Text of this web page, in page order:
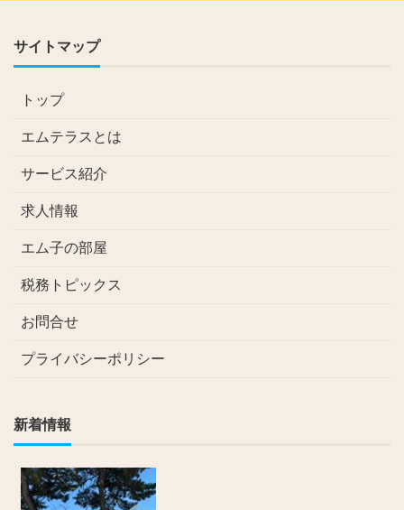
サイトマップ
トップ
エムテラスとは
サービス紹介
求人情報
エム子の部屋
税務トピックス
お問合せ
プライバシーポリシー
新着情報